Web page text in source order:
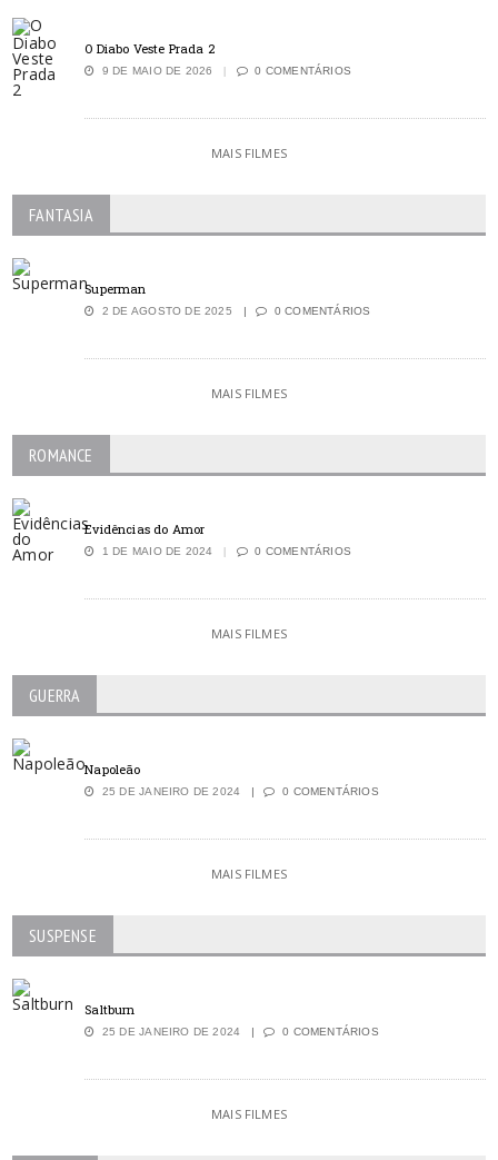
O Diabo Veste Prada 2
9 DE MAIO DE 2026 0 COMENTÁRIOS
MAIS FILMES
FANTASIA
Superman
2 DE AGOSTO DE 2025 0 COMENTÁRIOS
MAIS FILMES
ROMANCE
Evidências do Amor
1 DE MAIO DE 2024 0 COMENTÁRIOS
MAIS FILMES
GUERRA
Napoleão
25 DE JANEIRO DE 2024 0 COMENTÁRIOS
MAIS FILMES
SUSPENSE
Saltburn
25 DE JANEIRO DE 2024 0 COMENTÁRIOS
MAIS FILMES